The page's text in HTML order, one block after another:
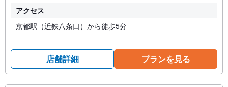
アクセス
京都駅（近鉄八条口）から徒歩5分
店舗詳細 プランを見る